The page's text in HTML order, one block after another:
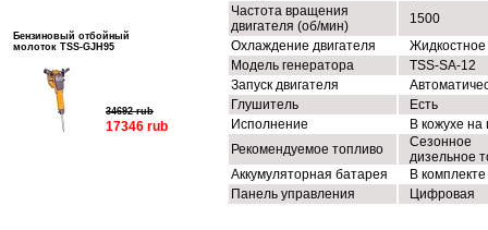
Бензиновый отбойный
молоток TSS-GJH95
34692 rub
17346 rub
Частота вращения
двигателя (об/мин)
1500
Охлаждение двигателя
Жидкостное
Модель генератора
TSS-SA-12
Запуск двигателя
Глушитель
Есть
Исполнение
В кожухе на
Рекомендуемое топливо
Сезонное
дизельное
Аккумуляторная батарея
В комплекте
Панель управления
Цифровая